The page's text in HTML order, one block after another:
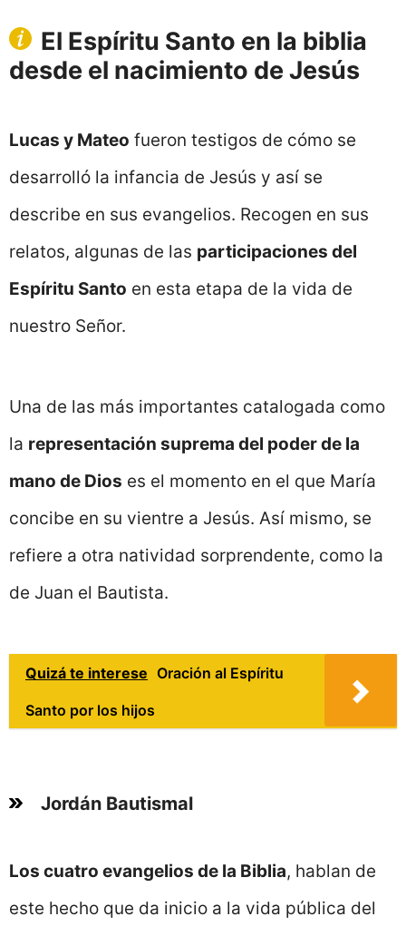
El Espíritu Santo en la biblia
desde el nacimiento de Jesús
Lucas y Mateo fueron testigos de cómo se
desarrolló la infancia de Jesús y así se
describe en sus evangelios. Recogen en sus
relatos, algunas de las participaciones del
Espíritu Santo en esta etapa de la vida de
nuestro Señor.
Una de las más importantes catalogada como
la representación suprema del poder de la
mano de Dios es el momento en el que María
concibe en su vientre a Jesús. Así mismo, se
refiere a otra natividad sorprendente, como la
de Juan el Bautista.
Quizá te interese Oración al Espíritu
Santo por los hijos
Jordán Bautismal
Los cuatro evangelios de la Biblia, hablan de
este hecho que da inicio a la vida pública del